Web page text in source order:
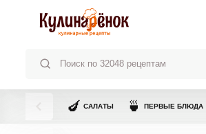
🍆 САЛАТЫ 🍵 ПЕРВЫЕ БЛЮДА